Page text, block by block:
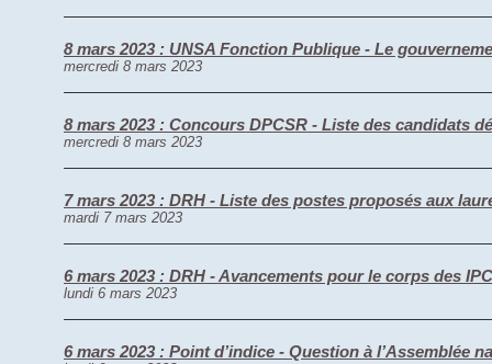
8 mars 2023 : UNSA Fonction Publique - Le
mercredi 8 mars 2023
8 mars 2023 : Concours DPCSR - Liste des candidats
mercredi 8 mars 2023
7 mars 2023 : DRH - Liste des postes proposés aux
mardi 7 mars 2023
6 mars 2023 : DRH - Avancements pour le corps des
lundi 6 mars 2023
6 mars 2023 : Point d’indice - Question à l’Assemblée